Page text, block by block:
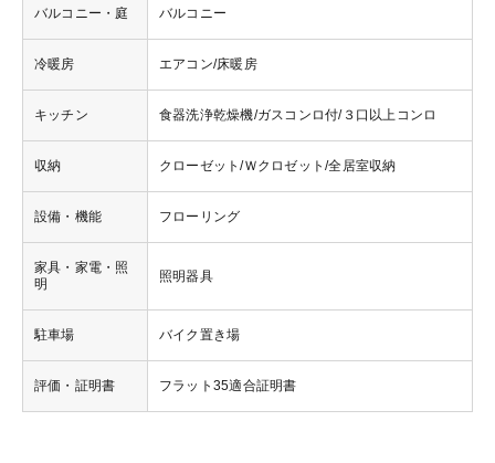
バルコニー・庭 バルコニー
冷暖房 エアコン/床暖房
キッチン 食器洗浄乾燥機/ガスコンロ付/３口以上コンロ
収納 クローゼット/Ｗクロゼット/全居室収納
設備・機能 フローリング
家具・家電・照
明
照明器具
駐車場 バイク置き場
評価・証明書 フラット35適合証明書